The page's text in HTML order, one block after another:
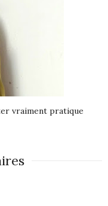
vraiment pratique